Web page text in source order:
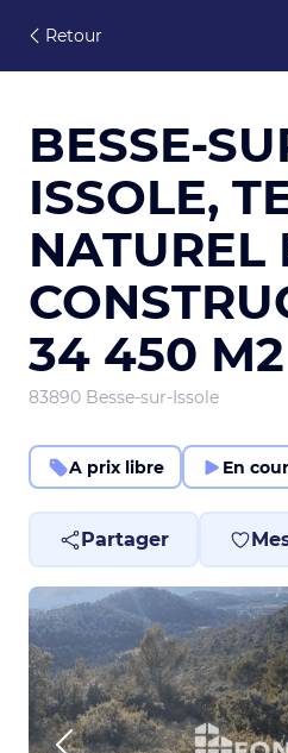
Retour
BESSE-
ISSOLE,
NATUREL
34 450 M2
83890 Besse-sur-Issole
A prix libre En
Partager